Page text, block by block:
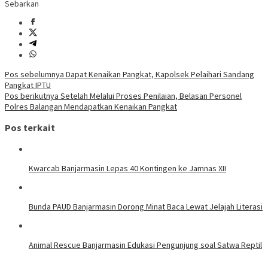
Sebarkan
Navigasi
pos
Pos sebelumnya Dapat Kenaikan Pangkat, Kapolsek Pelaihari Sandang
Pangkat IPTU
Pos berikutnya Setelah Melalui Proses Penilaian, Belasan Personel
Polres Balangan Mendapatkan Kenaikan Pangkat
Pos terkait
Kwarcab Banjarmasin Lepas 40 Kontingen ke Jamnas XII
Bunda PAUD Banjarmasin Dorong Minat Baca Lewat Jelajah Literasi
Animal Rescue Banjarmasin Edukasi Pengunjung soal Satwa Reptil